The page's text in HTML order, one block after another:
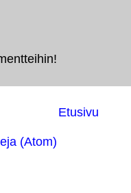
Etusivu
(Atom)